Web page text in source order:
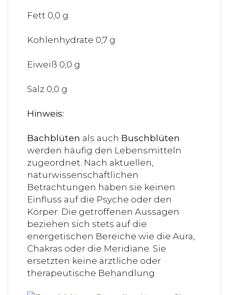
Fett 0,0 g
Kohlenhydrate 0,7 g
Eiweiß 0,0 g
Salz 0,0 g
Hinweis:
Bachblüten als auch Buschblüten
werden häufig den Lebensmitteln
zugeordnet. Nach aktuellen,
naturwissenschaftlichen
Betrachtungen haben sie keinen
Einfluss auf die Psyche oder den
Körper. Die getroffenen Aussagen
beziehen sich stets auf die
energetischen Bereiche wie die Aura,
Chakras oder die Meridiane. Sie
ersetzten keine ärztliche oder
therapeutische Behandlung.